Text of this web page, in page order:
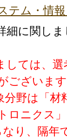
テム・情
細に関し
しては、
ございま
野は「材
ロニクス
り、隔年